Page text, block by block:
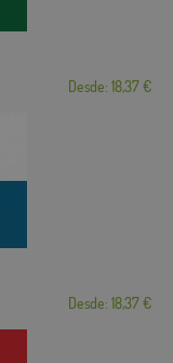
Desde: 18,37 €
Desde: 18,37 €